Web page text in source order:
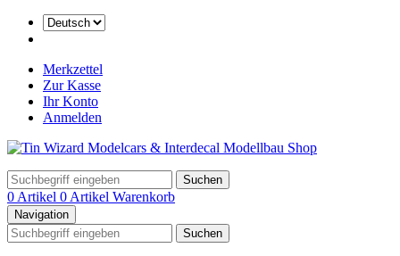
Merkzettel
Zur Kasse
Ihr Konto
Anmelden
Suchen
0 Artikel 0 Artikel Warenkorb
Navigation
Suchen